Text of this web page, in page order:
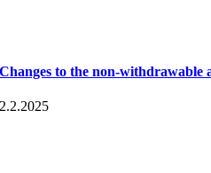
Changes to the non-withdrawable
2.2.2025